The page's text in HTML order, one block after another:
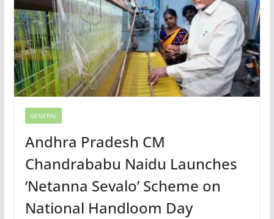
GENERAL
Andhra Pradesh CM
Chandrababu Naidu Launches
‘Netanna Sevalo’ Scheme on
National Handloom Day